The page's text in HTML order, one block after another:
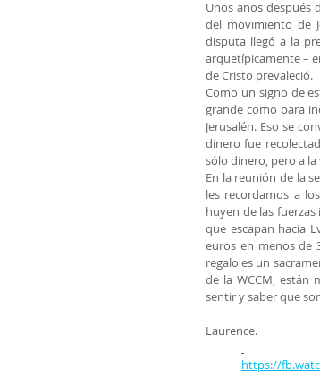
Unos años después
del movimiento de
disputa llegó a la
arquetípicamente –
de Cristo prevaleció.
Como un signo de
grande como para
Jerusalén. Eso se
dinero fue
sólo dinero, pero a
En la reunión de la
les recordamos a
huyen de las
que escapan hacia
euros en menos de
regalo es un
de la WCCM, están
sentir y saber que
Laurence.
https://